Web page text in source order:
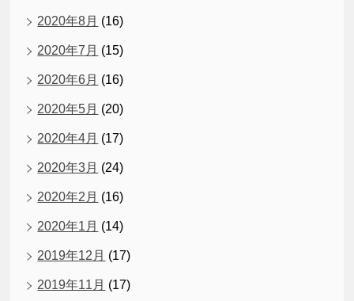
2020年8月 (16)
2020年7月 (15)
2020年6月 (16)
2020年5月 (20)
2020年4月 (17)
2020年3月 (24)
2020年2月 (16)
2020年1月 (14)
2019年12月 (17)
2019年11月 (17)